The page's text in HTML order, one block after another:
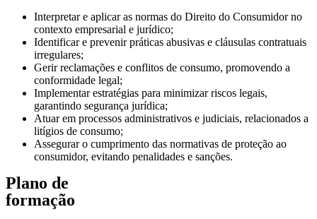
Interpretar e aplicar as normas do Direito do Consumidor no
contexto empresarial e jurídico;
Identificar e prevenir práticas abusivas e cláusulas contratuais
irregulares;
Gerir reclamações e conflitos de consumo, promovendo a
conformidade legal;
Implementar estratégias para minimizar riscos legais,
garantindo segurança jurídica;
Atuar em processos administrativos e judiciais, relacionados a
litígios de consumo;
Assegurar o cumprimento das normativas de proteção ao
consumidor, evitando penalidades e sanções.
Plano de
formação